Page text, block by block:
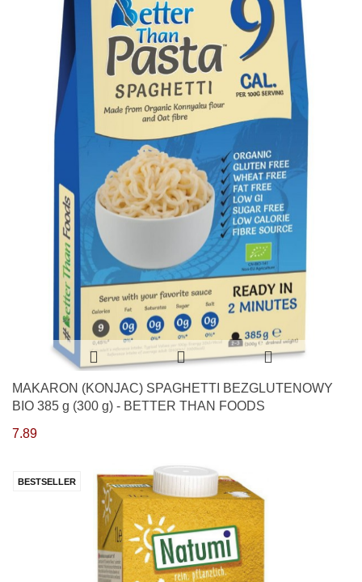
MAKARON (KONJAC) SPAGHETTI BEZGLUTENOWY
BIO 385 g (300 g) - BETTER THAN FOODS
7.89
BESTSELLER